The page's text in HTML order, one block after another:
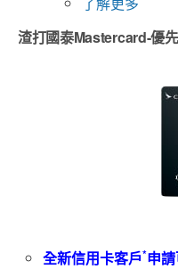
渣打國泰Mastercard-優
全新信用卡客戶*申請